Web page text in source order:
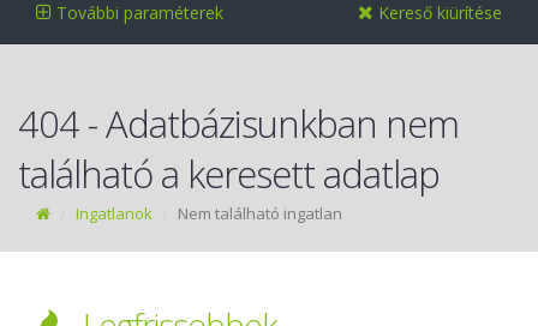
További paraméterek Kereső kiürítése
404 - Adatbázisunkban nem
található a keresett adatlap
Ingatlanok Nem található ingatlan